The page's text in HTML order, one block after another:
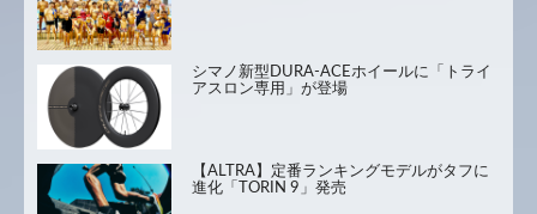
シマノ新型DURA-ACEホイールに「トライ
アスロン専用」が登場
【ALTRA】定番ランキングモデルがタフに
進化「TORIN 9」発売